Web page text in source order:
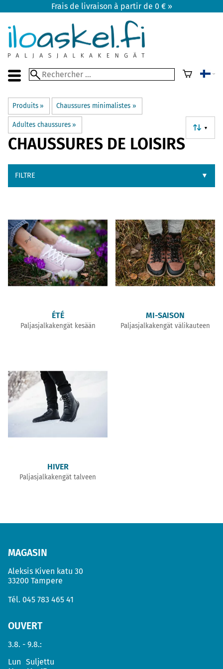
Frais de livraison à partir de 0 € »
Produits ‪» Chaussures minimalistes ‪»
Adultes chaussures ‪» ▼
CHAUSSURES DE LOISIRS
FILTRE ▼
ÉTÉ
Paljasjalkakengät kesään
MI-SAISON
Paljasjalkakengät välikauteen
HIVER
Paljasjalkakengät talveen
MAGASIN
Aleksis Kiven katu 30
33200 Tampere
Tél. 045 783 465 41
OUVERT
3.8. - 9.8.:
Lun Suljettu